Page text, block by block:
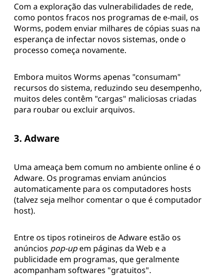
Com a exploração das vulnerabilidades de rede,
como pontos fracos nos programas de e-mail, os
Worms, podem enviar milhares de cópias suas na
esperança de infectar novos sistemas, onde o
processo começa novamente.
Embora muitos Worms apenas "consumam"
recursos do sistema, reduzindo seu desempenho,
muitos deles contêm "cargas" maliciosas criadas
para roubar ou excluir arquivos.
3. Adware
Uma ameaça bem comum no ambiente online é o
Adware. Os programas enviam anúncios
automaticamente para os computadores hosts
(talvez seja melhor comentar o que é computador
host).
Entre os tipos rotineiros de Adware estão os
anúncios pop-upem páginas da Web e a
publicidade em programas, que geralmente
acompanham softwares "gratuitos".